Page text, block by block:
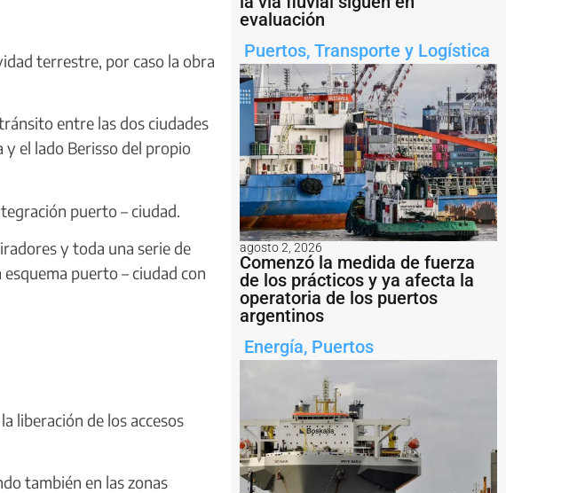
terrestre, por caso la obra
entre las dos ciudades
el lado Berisso del propio
puerto – ciudad.
y toda una serie de
puerto – ciudad con
liberación de los accesos
también en las zonas
evaluación
Puertos, Transporte y Logística
agosto 2, 2026
Comenzó la medida de fuerza
de los prácticos y ya afecta la
operatoria de los puertos
argentinos
Energía, Puertos